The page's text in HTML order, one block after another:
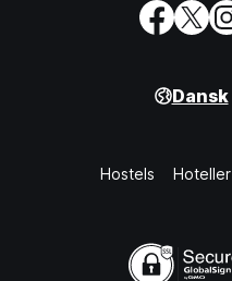
Dansk
Hostels Hoteller